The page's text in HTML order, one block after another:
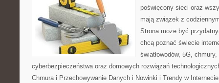
poświęcony sieci oraz
mają związek z
Strona może być
chcą poznać świecie
światłowodów, 5G,
cyberbezpieczeństwa oraz domowych rozwiązań
Chmura i Przechowywanie Danych i Nowinki i Trendy w